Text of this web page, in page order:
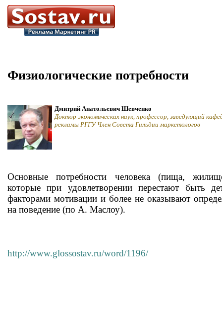
Физиологические потребности
Дмитрий Анатольевич Шевченко
Доктор экономических наук, профессор, заведующий
рекламы РГГУ Член Совета Гильдии маркетологов
Основные потребности человека (пища,
которые при удовлетворении перестают быть
факторами мотивации и более не оказывают
на поведение (по А. Маслоу).
http://www.glossostav.ru/word/1196/